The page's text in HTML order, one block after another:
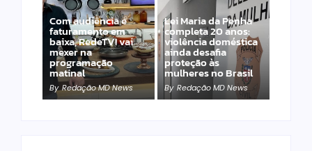
Com audiência e
faturamento em
baixa, RedeTV! vai
mexer na
programação
matinal
By Redação MD News
Lei Maria da Penha
completa 20 anos:
violência doméstica
ainda desafia
proteção às
mulheres no Brasil
By Redação MD News